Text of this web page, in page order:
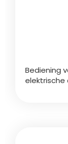
Bediening
elektrische